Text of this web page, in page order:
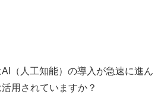
（人工知能）の導入が急速に進ん
用されていますか？